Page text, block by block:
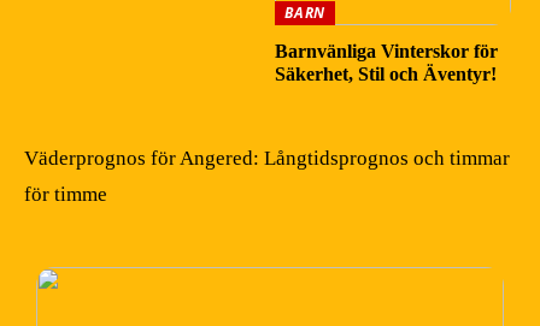
BARN
Barnvänliga Vinterskor för
Säkerhet, Stil och Äventyr!
Väderprognos för Angered: Långtidsprognos och timmar
för timme